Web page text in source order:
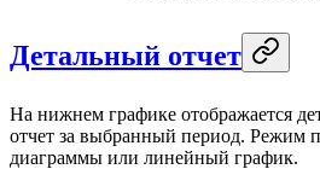
Детальный отчет
На нижнем графике отображается
отчет за выбранный период. Режим
диаграммы или линейный график.